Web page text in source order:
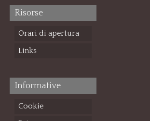
Risorse
Orari di apertura
Links
Informative
Cookie